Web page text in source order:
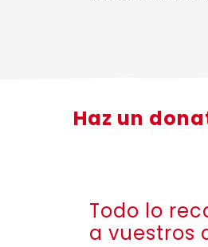
Haz un
Todo lo
a vuestros